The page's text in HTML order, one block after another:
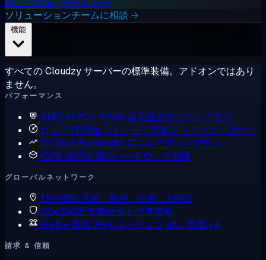
ソリューションチームに相談 →
すべての Cloudzy サーバーの標準装備。アドオンではあり
ません。
パフォーマンス
AMD EPYC + DDR5 最新世代のコアとメモリ
ピュア NVMe ストレージ 回転ディスクは一切なし
10 Gbps Bandwidth 高スループットプラン
KVM 仮想化真のハードウェア分離
グローバルネットワーク
13の場所北米、欧州、中東、APAC
DDoS保護攻撃緩和を標準搭載
IPv6 + 専用 IPv4 ネイティブ v6、専用 v4
請求 & 信頼